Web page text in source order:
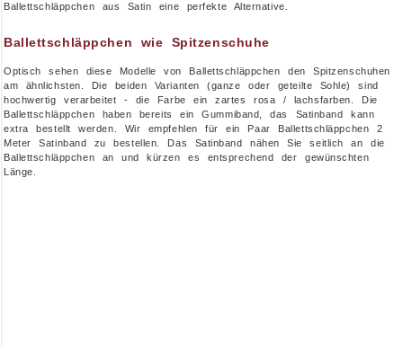
Ballettschläppchen aus Satin eine perfekte Alternative.
Ballettschläppchen wie Spitzenschuhe
Optisch sehen diese Modelle von Ballettschläppchen den Spitzenschuhen
am ähnlichsten. Die beiden Varianten (ganze oder geteilte Sohle) sind
hochwertig verarbeitet - die Farbe ein zartes rosa / lachsfarben. Die
Ballettschläppchen haben bereits ein Gummiband, das Satinband kann
extra bestellt werden. Wir empfehlen für ein Paar Ballettschläppchen 2
Meter Satinband zu bestellen. Das Satinband nähen Sie seitlich an die
Ballettschläppchen an und kürzen es entsprechend der gewünschten
Länge.